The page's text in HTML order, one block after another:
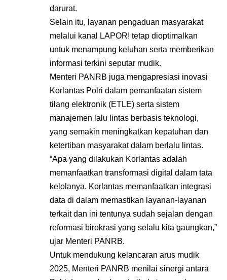
darurat.
Selain itu, layanan pengaduan masyarakat
melalui kanal LAPOR! tetap dioptimalkan
untuk menampung keluhan serta memberikan
informasi terkini seputar mudik.
Menteri PANRB juga mengapresiasi inovasi
Korlantas Polri dalam pemanfaatan sistem
tilang elektronik (ETLE) serta sistem
manajemen lalu lintas berbasis teknologi,
yang semakin meningkatkan kepatuhan dan
ketertiban masyarakat dalam berlalu lintas.
“Apa yang dilakukan Korlantas adalah
memanfaatkan transformasi digital dalam tata
kelolanya. Korlantas memanfaatkan integrasi
data di dalam memastikan layanan-layanan
terkait dan ini tentunya sudah sejalan dengan
reformasi birokrasi yang selalu kita gaungkan,”
ujar Menteri PANRB.
Untuk mendukung kelancaran arus mudik
2025, Menteri PANRB menilai sinergi antara